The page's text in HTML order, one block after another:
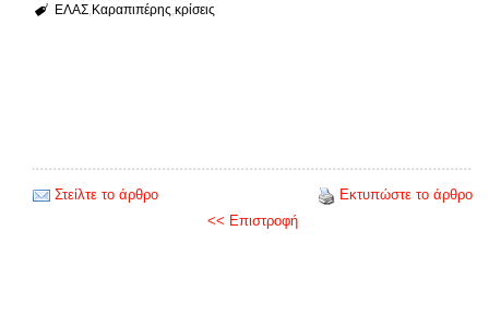
ΕΛΑΣ Καραπιπέρης κρίσεις
Στείλτε το άρθρο
Εκτυπώστε το άρθρο
<< Επιστροφή